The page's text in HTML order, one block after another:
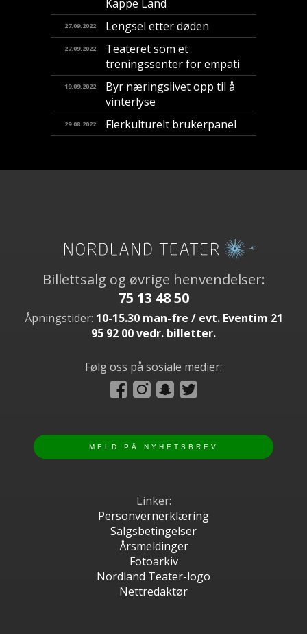
Kappe Land
27.09.2022 Lengsel etter døden
27.09.2022
Teateret som et
treningssenter for empati
19.09.2022
Byr næringslivet opp til å
vinterlyse
29.08.2022 Flerkulturelt brukerpanel
Billettsalg og øvrige henvendelser:
75 13 48 50
Åpningstider: 10-15.30 man-fre / evt. Eventim 21
95 92 00 vedr. billetter.
Følg oss på sosiale medier:
Linker:
Personvernerklæring
Salgsbetingelser
Årsmeldinger
Fotoarkiv
Nordland Teater-logo
Nettredaktør